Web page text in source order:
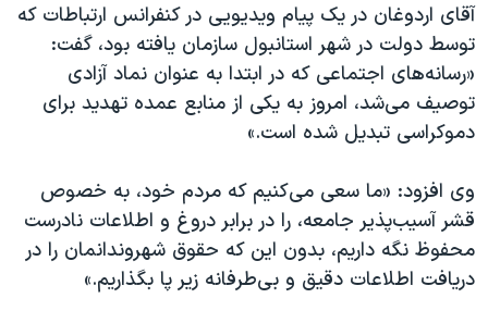
صفحه‌های ویژه
سفر پرزیدنت ترامپ به چین
آقای اردوغان در یک پیام ویدیویی در کنفرانس ارتباطات که
توسط دولت در شهر استانبول سازمان یافته بود، گفت:
«رسانه‌های اجتماعی که در ابتدا به عنوان نماد آزادی
توصیف می‌شد، امروز به یکی از منابع عمده تهدید برای
دموکراسی تبدیل شده است.»
وی افزود: «ما سعی می‌کنیم که مردم خود، به خصوص
قشر آسیب‌پذیر جامعه، را در برابر دروغ و اطلاعات نادرست
محفوظ نگه داریم، بدون این که حقوق شهروندانمان را در
دریافت اطلاعات دقیق و بی‌طرفانه زیر پا بگذاریم.»